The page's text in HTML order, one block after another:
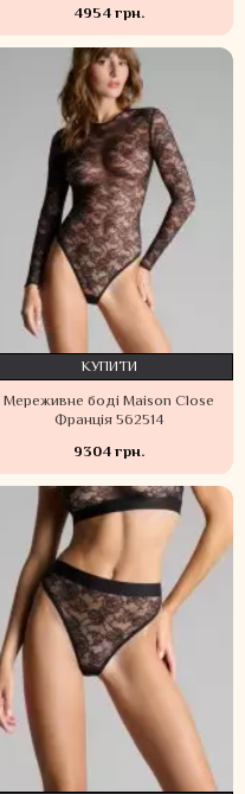
4954 грн.
Мереживне боді Maison Close
Франція 562514
9304 грн.
КУПИТИ